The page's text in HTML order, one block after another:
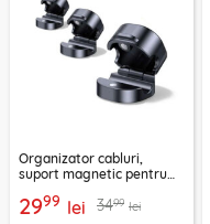
Organizator cabluri,
suport magnetic pentru
2999 lei 3499 lei